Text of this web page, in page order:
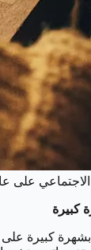
على
كبيرة
كبيرة